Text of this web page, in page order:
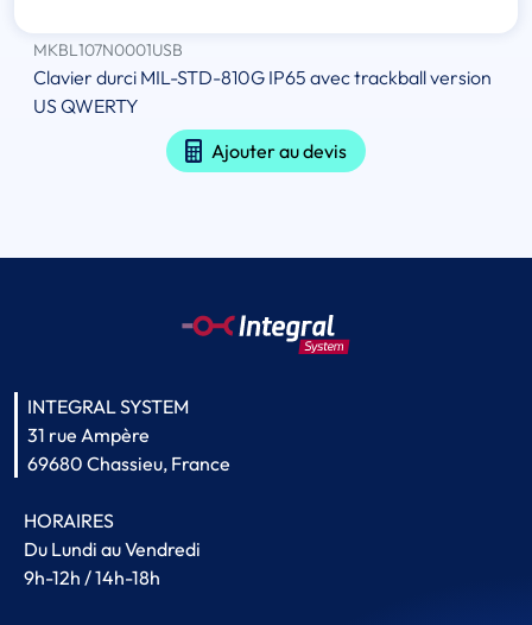
MKBL107N0001USB
Clavier durci MIL-STD-810G IP65 avec trackball version
US QWERTY
Ajouter au devis
INTEGRAL SYSTEM
31 rue Ampère
69680 Chassieu, France
HORAIRES
Du Lundi au Vendredi
9h-12h / 14h-18h